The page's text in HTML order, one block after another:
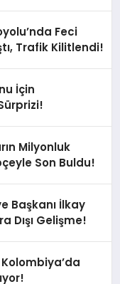
Feci
Trafik Kilitlendi!
İçin
Milyonluk
Son Buldu!
Başkanı İlkay
Dışı Gelişme!
Kolombiya’da